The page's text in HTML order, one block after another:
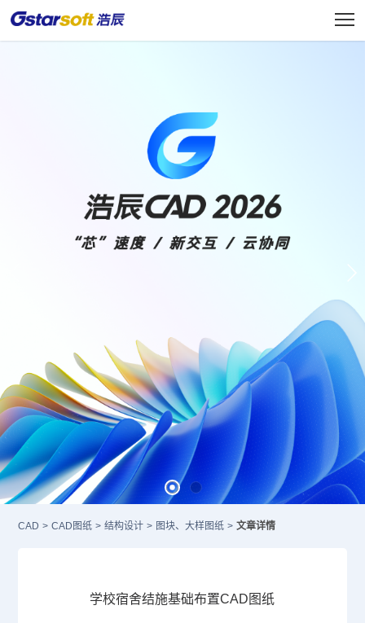
CAD > CAD图纸 > 结构设计 > 图块、大样图纸 > 文章详情
学校宿舍结施基础布置CAD图纸